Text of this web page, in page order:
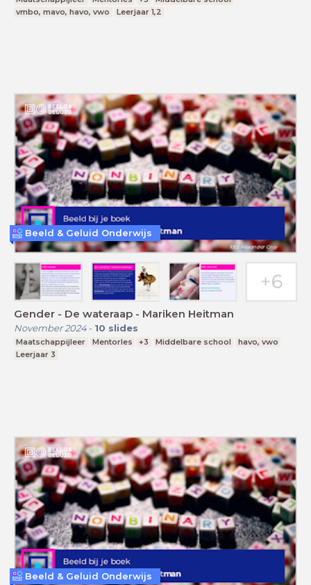
vmbo, mavo, havo, vwo
Leerjaar 1,2
Gender - De wateraap - Mariken Heitman
November 2024- 10 slides
Maatschappijleer Mentorles +3 Middelbare school
havo, vwo
Leerjaar 3
Beeld & Geluid Onderwijs
Beeld & Geluid Onderwijs